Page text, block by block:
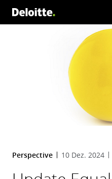
Perspective 10 Dez. 2024